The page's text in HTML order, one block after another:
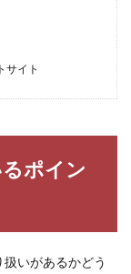
サイト
ポイン
いがあるかどう